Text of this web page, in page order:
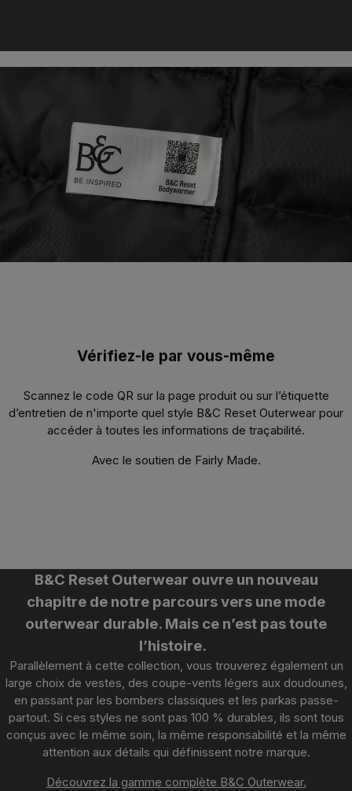
Vérifiez-le par vous-même
Scannez le code QR sur la page produit ou sur l’étiquette
d’entretien de n'importe quel style B&C Reset Outerwear pour
accéder à toutes les informations de traçabilité.
Avec le soutien de Fairly Made.
B&C Reset Outerwear ouvre un nouveau
chapitre de notre parcours vers une mode
outerwear durable. Mais ce n’est pas toute
l’histoire.
Parallèlement à cette collection, vous trouverez également un
large choix de vestes, des coupe-vents légers aux doudounes,
en passant par les bombers classiques et les parkas passe-
partout. Si ces styles ne sont pas 100 % durables, ils sont tous
conçus avec le même soin, la même responsabilité et la même
attention aux détails qui définissent notre marque.
Découvrez la gamme complète B&C Outerwear.